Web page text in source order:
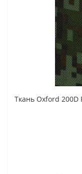
Ткань Oxford 200D